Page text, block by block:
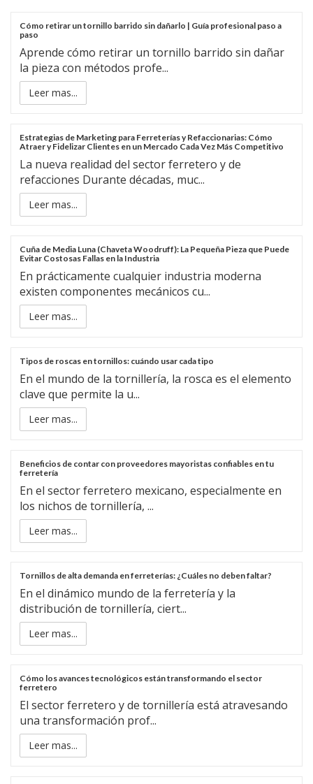
Cómo retirar un tornillo barrido sin dañarlo | Guía profesional paso a
paso
Aprende cómo retirar un tornillo barrido sin dañar
la pieza con métodos profe...
Leer mas...
Estrategias de Marketing para Ferreterías y Refaccionarias: Cómo
Atraer y Fidelizar Clientes en un Mercado Cada Vez Más Competitivo
La nueva realidad del sector ferretero y de
refacciones Durante décadas, muc...
Leer mas...
Cuña de Media Luna (Chaveta Woodruff): La Pequeña Pieza que Puede
Evitar Costosas Fallas en la Industria
En prácticamente cualquier industria moderna
existen componentes mecánicos cu...
Leer mas...
Tipos de roscas en tornillos: cuándo usar cada tipo
En el mundo de la tornillería, la rosca es el elemento
clave que permite la u...
Leer mas...
Beneficios de contar con proveedores mayoristas confiables en tu
ferretería
En el sector ferretero mexicano, especialmente en
los nichos de tornillería, ...
Leer mas...
Tornillos de alta demanda en ferreterías: ¿Cuáles no deben faltar?
En el dinámico mundo de la ferretería y la
distribución de tornillería, ciert...
Leer mas...
Cómo los avances tecnológicos están transformando el sector
ferretero
El sector ferretero y de tornillería está atravesando
una transformación prof...
Leer mas...